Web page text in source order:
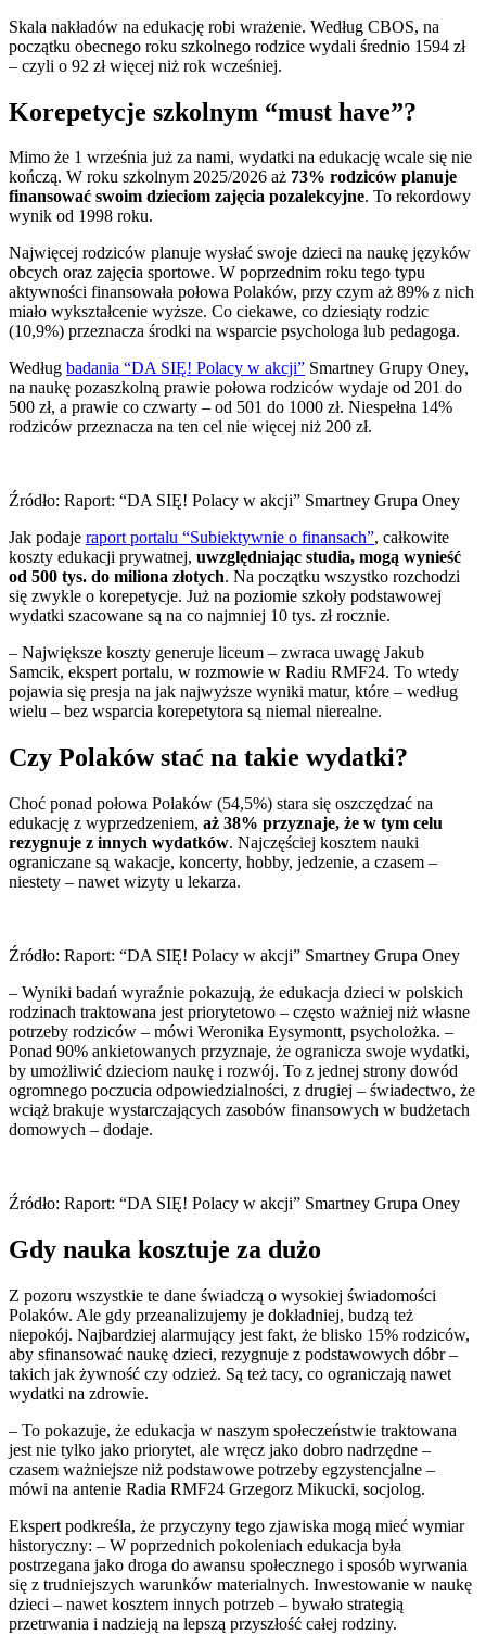
Skala nakładów na edukację robi wrażenie. Według CBOS, na
początku obecnego roku szkolnego rodzice wydali średnio 1594 zł
– czyli o 92 zł więcej niż rok wcześniej.
Korepetycje szkolnym “must have”?
Mimo że 1 września już za nami, wydatki na edukację wcale się nie
kończą. W roku szkolnym 2025/2026 aż 73% rodziców planuje
finansować swoim dzieciom zajęcia pozalekcyjne. To rekordowy
wynik od 1998 roku.
Najwięcej rodziców planuje wysłać swoje dzieci na naukę języków
obcych oraz zajęcia sportowe. W poprzednim roku tego typu
aktywności finansowała połowa Polaków, przy czym aż 89% z nich
miało wykształcenie wyższe. Co ciekawe, co dziesiąty rodzic
(10,9%) przeznacza środki na wsparcie psychologa lub pedagoga.
Według badania “DA SIĘ! Polacy w akcji” Smartney Grupy Oney,
na naukę pozaszkolną prawie połowa rodziców wydaje od 201 do
500 zł, a prawie co czwarty – od 501 do 1000 zł. Niespełna 14%
rodziców przeznacza na ten cel nie więcej niż 200 zł.
Źródło: Raport: “DA SIĘ! Polacy w akcji” Smartney Grupa Oney
Jak podaje raport portalu “Subiektywnie o finansach”, całkowite
koszty edukacji prywatnej, uwzględniając studia, mogą wynieść
od 500 tys. do miliona złotych. Na początku wszystko rozchodzi
się zwykle o korepetycje. Już na poziomie szkoły podstawowej
wydatki szacowane są na co najmniej 10 tys. zł rocznie.
– Największe koszty generuje liceum – zwraca uwagę Jakub
Samcik, ekspert portalu, w rozmowie w Radiu RMF24. To wtedy
pojawia się presja na jak najwyższe wyniki matur, które – według
wielu – bez wsparcia korepetytora są niemal nierealne.
Czy Polaków stać na takie wydatki?
Choć ponad połowa Polaków (54,5%) stara się oszczędzać na
edukację z wyprzedzeniem, aż 38% przyznaje, że w tym celu
rezygnuje z innych wydatków. Najczęściej kosztem nauki
ograniczane są wakacje, koncerty, hobby, jedzenie, a czasem –
niestety – nawet wizyty u lekarza.
Źródło: Raport: “DA SIĘ! Polacy w akcji” Smartney Grupa Oney
– Wyniki badań wyraźnie pokazują, że edukacja dzieci w polskich
rodzinach traktowana jest priorytetowo – często ważniej niż własne
potrzeby rodziców – mówi Weronika Eysymontt, psycholożka. –
Ponad 90% ankietowanych przyznaje, że ogranicza swoje wydatki,
by umożliwić dzieciom naukę i rozwój. To z jednej strony dowód
ogromnego poczucia odpowiedzialności, z drugiej – świadectwo, że
wciąż brakuje wystarczających zasobów finansowych w budżetach
domowych – dodaje.
Źródło: Raport: “DA SIĘ! Polacy w akcji” Smartney Grupa Oney
Gdy nauka kosztuje za dużo
Z pozoru wszystkie te dane świadczą o wysokiej świadomości
Polaków. Ale gdy przeanalizujemy je dokładniej, budzą też
niepokój. Najbardziej alarmujący jest fakt, że blisko 15% rodziców,
aby sfinansować naukę dzieci, rezygnuje z podstawowych dóbr –
takich jak żywność czy odzież. Są też tacy, co ograniczają nawet
wydatki na zdrowie.
– To pokazuje, że edukacja w naszym społeczeństwie traktowana
jest nie tylko jako priorytet, ale wręcz jako dobro nadrzędne –
czasem ważniejsze niż podstawowe potrzeby egzystencjalne –
mówi na antenie Radia RMF24 Grzegorz Mikucki, socjolog.
Ekspert podkreśla, że przyczyny tego zjawiska mogą mieć wymiar
historyczny: – W poprzednich pokoleniach edukacja była
postrzegana jako droga do awansu społecznego i sposób wyrwania
się z trudniejszych warunków materialnych. Inwestowanie w naukę
dzieci – nawet kosztem innych potrzeb – bywało strategią
przetrwania i nadzieją na lepszą przyszłość całej rodziny.